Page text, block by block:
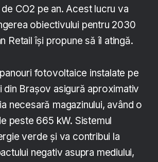
CO2 pe an. Acest lucru va
obiectivului pentru 2030
Retail își propune să îl atingă.
fotovoltaice instalate pe
din Brașov asigură aproximativ
necesară magazinului, având o
peste 665 kW. Sistemul
verde și va contribui la
negativ asupra mediului,